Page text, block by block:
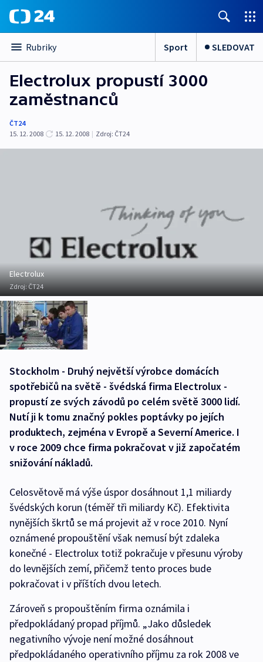
Rubriky Sport SLEDOVAT
Electrolux propustí 3000
zaměstnanců
ČT24
15. 12. 2008
15. 12. 2008 | Zdroj: ČT24
Electrolux
Zdroj:ČT24
Stockholm - Druhý největší výrobce domácích
spotřebičů na světě - švédská firma Electrolux -
propustí ze svých závodů po celém světě 3000 lidí.
Nutí ji k tomu značný pokles poptávky po jejích
produktech, zejména v Evropě a Severní Americe. I
v roce 2009 chce firma pokračovat v již započatém
snižování nákladů.
Celosvětově má výše úspor dosáhnout 1,1 miliardy
švédských korun (téměř tři miliardy Kč). Efektivita
nynějších škrtů se má projevit až v roce 2010. Nyní
oznámené propouštění však nemusí být zdaleka
konečné - Electrolux totiž pokračuje v přesunu výroby
do levnějších zemí, přičemž tento proces bude
pokračovat i v příštích dvou letech.
Zároveň s propouštěním firma oznámila i
předpokládaný propad příjmů. „Jako důsledek
negativního vývoje není možné dosáhnout
předpokládaného operativního příjmu za rok 2008 ve